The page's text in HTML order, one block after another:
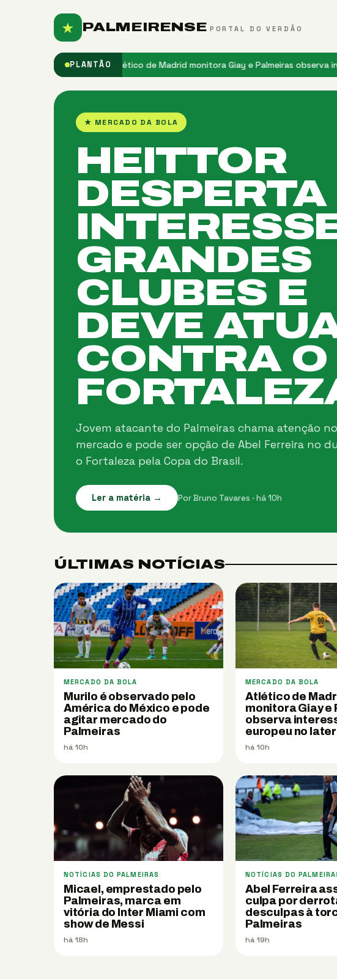
★ PALMEIRENSE PORTAL DO VERDÃO
PLANTÃO
★ Atlético de Madrid monitora Giay e Palmeiras observa interesse
★ MERCADO DA BOLA
HEITTOR
DESPERTA
GRANDES
CLUBES E
DEVE
CONTRA O
Jovem atacante do Palmeiras chama atenção no
mercado e pode ser opção de Abel Ferreira no
o Fortaleza pela Copa do Brasil.
Ler a matéria → Por Bruno Tavares · há 10h
ÚLTIMAS NOTÍCIAS
MERCADO DA BOLA
Murilo é observado pelo
América do México e pode
agitar mercado do
Palmeiras
há 10h
MERCADO DA BOLA
Atlético de
monitora Giay e
observa
europeu no
há 10h
NOTÍCIAS DO PALMEIRAS
Micael, emprestado pelo
Palmeiras, marca em
vitória do Inter Miami com
show de Messi
há 18h
NOTÍCIAS DO
Abel Ferreira
culpa por
desculpas à
Palmeiras
há 19h